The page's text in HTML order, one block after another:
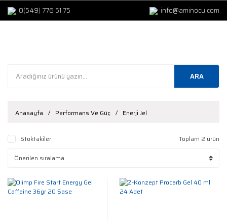
0(549) 776 51 75 info@aminocu.com
ARA
Anasayfa Performans Ve Güç Enerji Jel
Stoktakiler Toplam 2 ürün